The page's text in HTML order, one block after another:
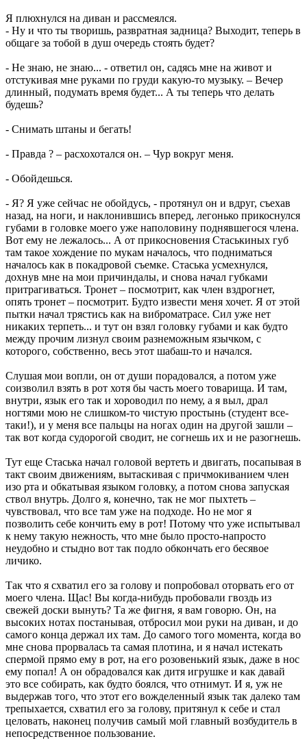
Я плюхнулся на диван и рассмеялся.
- Ну и что ты творишь, развратная задница? Выходит, теперь в
общаге за тобой в душ очередь стоять будет?
- Не знаю, не знаю... - ответил он, садясь мне на живот и
отстукивая мне руками по груди какую-то музыку. – Вечер
длинный, подумать время будет... А ты теперь что делать
будешь?
- Снимать штаны и бегать!
- Правда ? – расхохотался он. – Чур вокруг меня.
- Обойдешься.
- Я? Я уже сейчас не обойдусь, - протянул он и вдруг, съехав
назад, на ноги, и наклонившись вперед, легонько прикоснулся
губами в головке моего уже наполовину поднявшегося члена.
Вот ему не лежалось... А от прикосновения Стаськиных губ
там такое хождение по мукам началось, что подниматься
началось как в покадровой съемке. Стаська усмехнулся,
дохнув мне на мои причиндалы, и снова начал губками
притрагиваться. Тронет – посмотрит, как член вздрогнет,
опять тронет – посмотрит. Будто извести меня хочет. Я от этой
пытки начал трястись как на виброматрасе. Сил уже нет
никаких терпеть... и тут он взял головку губами и как будто
между прочим лизнул своим разнеможным язычком, с
которого, собственно, весь этот шабаш-то и начался.
Слушая мои вопли, он от души порадовался, а потом уже
соизволил взять в рот хотя бы часть моего товарища. И там,
внутри, язык его так и хороводил по нему, а я выл, драл
ногтями мою не слишком-то чистую простынь (студент все-
таки!), и у меня все пальцы на ногах один на другой зашли –
так вот когда судорогой сводит, не согнешь их и не разогнешь.
Тут еще Стаська начал головой вертеть и двигать, посапывая в
такт своим движениям, вытаскивая с причмокиванием член
изо рта и обкатывая языком головку, а потом снова запуская
ствол внутрь. Долго я, конечно, так не мог пыхтеть –
чувствовал, что все там уже на подходе. Но не мог я
позволить себе кончить ему в рот! Потому что уже испытывал
к нему такую нежность, что мне было просто-напросто
неудобно и стыдно вот так подло обкончать его бесявое
личико.
Так что я схватил его за голову и попробовал оторвать его от
моего члена. Щас! Вы когда-нибудь пробовали гвоздь из
свежей доски вынуть? Та же фигня, я вам говорю. Он, на
высоких нотах постанывая, отбросил мои руки на диван, и до
самого конца держал их там. До самого того момента, когда во
мне снова прорвалась та самая плотина, и я начал истекать
спермой прямо ему в рот, на его розовенький язык, даже в нос
ему попал! А он обрадовался как дитя игрушке и как давай
это все собирать, как будто боялся, что отнимут. И я, уж не
выдержав того, что этот его вожделенный язык так далеко там
трепыхается, схватил его за голову, притянул к себе и стал
целовать, наконец получив самый мой главный возбудитель в
непосредственное пользование.